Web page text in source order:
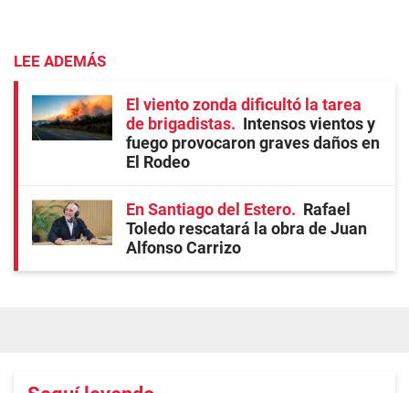
LEE ADEMÁS
El viento zonda dificultó la tarea
de brigadistas
Intensos vientos y
fuego provocaron graves daños en
El Rodeo
En Santiago del Estero
Rafael
Toledo rescatará la obra de Juan
Alfonso Carrizo